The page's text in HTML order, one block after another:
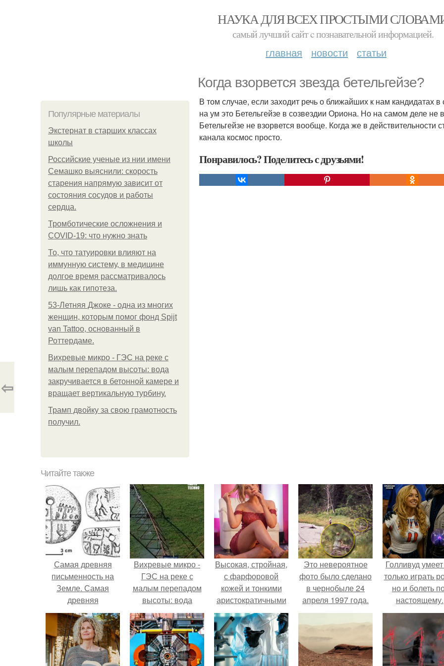
НАУКА ДЛЯ ВСЕХ ПРОСТЫМИ
самый лучший сайт c познавательной информацией.
главная новости статьи
Когда взорвется звезда бетельгейзе?
Популярные материалы
Экстернат в старших классах
школы
Российские ученые из нии имени
Семашко выяснили: скорость
старения напрямую зависит от
состояния сосудов и работы
сердца.
Тромботические осложнения и
COVID-19: что нужно знать
То, что татуировки влияют на
иммунную систему, в медицине
долгое время рассматривалось
лишь как гипотеза.
53-Летняя Джоке - одна из многих
женщин, которым помог фонд Spijt
van Tattoo, основанный в
Роттердаме.
Вихревые микро - ГЭС на реке с
малым перепадом высоты: вода
закручивается в бетонной камере и
вращает вертикальную турбину.
Трамп двойку за свою грамотность
получил.
В том случае, если заходит речь о ближайших к нам кандидатах
на ум это Бетельгейзе в созвездии Ориона. Но на самом деле не
Бетельгейзе не взорвется вообще. Когда же в
канала космос просто.
Понравилось? Поделитесь с друзьями!
⇦
Читайте также
Самая древняя
письменность на
Земле. Самая
древняя
письменность.
Вихревые микро -
ГЭС на реке с
малым перепадом
высоты: вода
закручивается в
бетонной камере и
вращает
вертикальную
турбину.
Высокая, стройная,
с фарфоровой
кожей и тонкими
аристократичными
чертами, эль
выглядит так, будто
сошла с полотна
художника.
Это невероятное
фото было сделано
в чернобыле 24
апреля 1997 года.
Голливуд
только играть
но и болеть
настоящему.